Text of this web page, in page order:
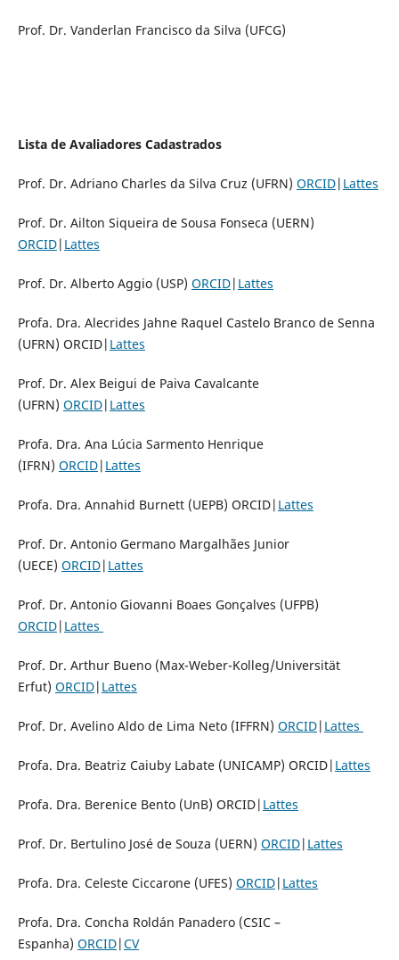
Prof. Dr. Vanderlan Francisco da Silva (UFCG)
Lista de Avaliadores Cadastrados
Prof. Dr. Adriano Charles da Silva Cruz (UFRN) ORCID| Lattes
Prof. Dr. Ailton Siqueira de Sousa Fonseca (UERN)
ORCID| Lattes
Prof. Dr. Alberto Aggio (USP) ORCID| Lattes
Profa. Dra. Alecrides Jahne Raquel Castelo Branco de Senna
(UFRN) ORCID| Lattes
Prof. Dr. Alex Beigui de Paiva Cavalcante
(UFRN) ORCID| Lattes
Profa. Dra. Ana Lúcia Sarmento Henrique
(IFRN) ORCID| Lattes
Profa. Dra. Annahid Burnett (UEPB) ORCID| Lattes
Prof. Dr. Antonio Germano Margalhães Junior
(UECE) ORCID| Lattes
Prof. Dr. Antonio Giovanni Boaes Gonçalves (UFPB)
ORCID| Lattes
Prof. Dr. Arthur Bueno (Max-Weber-Kolleg/Universität
Erfut) ORCID| Lattes
Prof. Dr. Avelino Aldo de Lima Neto (IFFRN) ORCID| Lattes
Profa. Dra. Beatriz Caiuby Labate (UNICAMP) ORCID| Lattes
Profa. Dra. Berenice Bento (UnB) ORCID| Lattes
Prof. Dr. Bertulino José de Souza (UERN) ORCID| Lattes
Profa. Dra. Celeste Ciccarone (UFES) ORCID| Lattes
Profa. Dra. Concha Roldán Panadero (CSIC –
Espanha) ORCID|CV